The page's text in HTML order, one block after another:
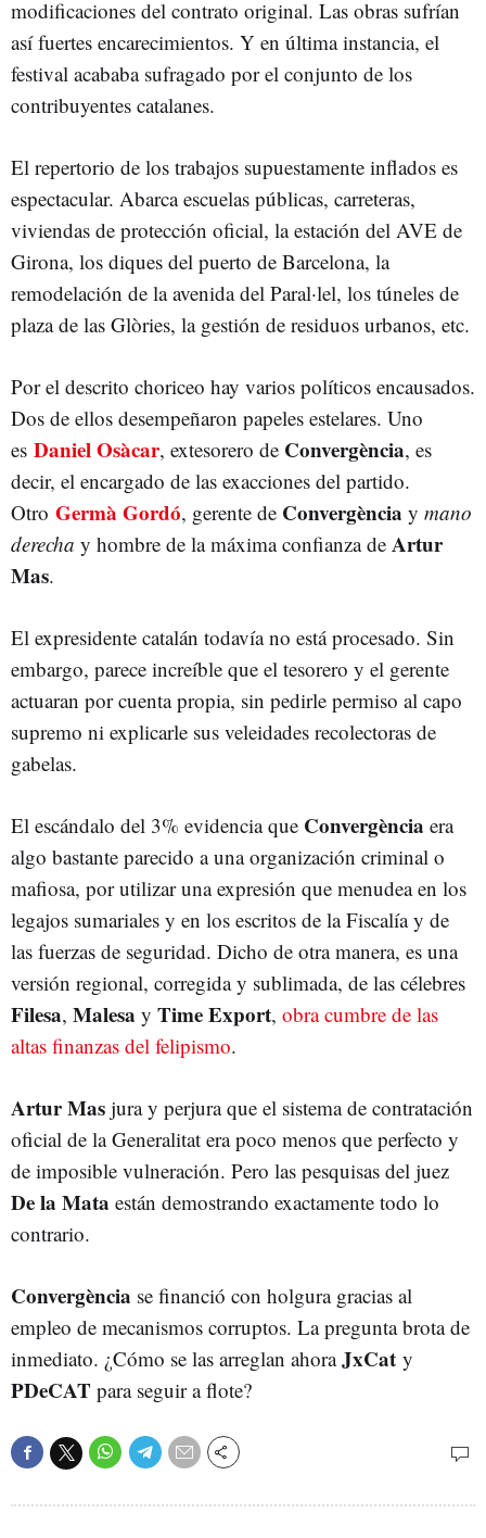
modificaciones del contrato original. Las obras sufrían
así fuertes encarecimientos. Y en última instancia, el
festival acababa sufragado por el conjunto de los
contribuyentes catalanes.
El repertorio de los trabajos supuestamente inflados es
espectacular. Abarca escuelas públicas, carreteras,
viviendas de protección oficial, la estación del AVE de
Girona, los diques del puerto de Barcelona, la
remodelación de la avenida del Paral·lel, los túneles de
plaza de las Glòries, la gestión de residuos urbanos, etc.
Por el descrito choriceo hay varios políticos encausados.
Dos de ellos desempeñaron papeles estelares. Uno
es Daniel Osàcar, extesorero de Convergència, es
decir, el encargado de las exacciones del partido.
Otro Germà Gordó, gerente de Convergència y mano
derecha y hombre de la máxima confianza de Artur
Mas.
El expresidente catalán todavía no está procesado. Sin
embargo, parece increíble que el tesorero y el gerente
actuaran por cuenta propia, sin pedirle permiso al capo
supremo ni explicarle sus veleidades recolectoras de
gabelas.
El escándalo del 3% evidencia que Convergència era
algo bastante parecido a una organización criminal o
mafiosa, por utilizar una expresión que menudea en los
legajos sumariales y en los escritos de la Fiscalía y de
las fuerzas de seguridad. Dicho de otra manera, es una
versión regional, corregida y sublimada, de las célebres
Filesa, Malesa y Time Export, obra cumbre de las
altas finanzas del felipismo.
Artur Mas jura y perjura que el sistema de contratación
oficial de la Generalitat era poco menos que perfecto y
de imposible vulneración. Pero las pesquisas del juez
De la Mata están demostrando exactamente todo lo
contrario.
Convergència se financió con holgura gracias al
empleo de mecanismos corruptos. La pregunta brota de
inmediato. ¿Cómo se las arreglan ahoraJxCat y
PDeCAT para seguir a flote?